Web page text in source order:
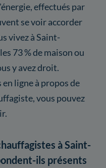
effectués par
se voir accorder
vivez à Saint-
73 % de maison ou
y avez droit.
ligne à propos de
vous pouvez
à Saint-
ils présents